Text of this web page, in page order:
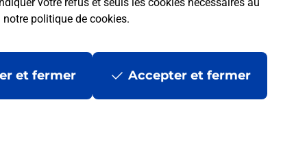
notre politique de cookies.
et fermer Accepter et fermer